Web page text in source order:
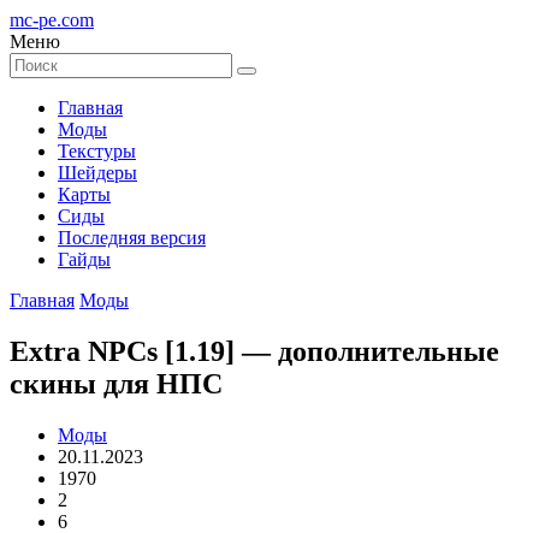
mc-pe.com
Меню
Главная
Моды
Текстуры
Шейдеры
Карты
Сиды
Последняя версия
Гайды
Главная Моды
Extra NPCs [1.19] — дополнительные
скины для НПС
Моды
20.11.2023
1970
2
6